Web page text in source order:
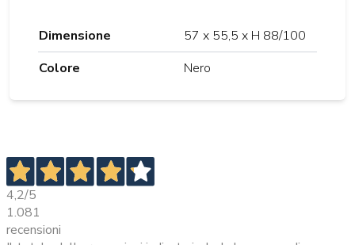
Dimensione
57 x 55,5 x H 88/100
Colore
Nero
4,2/5
1.081
recensioni